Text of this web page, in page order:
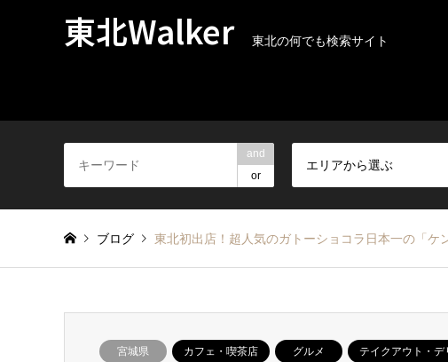
東北Walker 東北の何でも検索サイト
and
or
エリアから選ぶ
ブログ 東北初出店！超人気のガトーショコラ日本一の「
宮城県 カフェ・喫茶店 グルメ テイクアウト・デ